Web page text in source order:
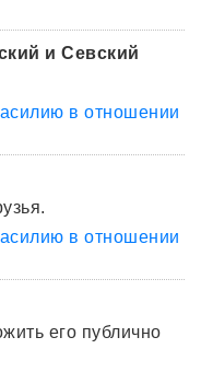
и Севский
в отношении
в отношении
его публично